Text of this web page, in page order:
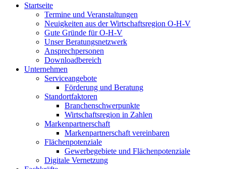
Startseite
Termine und Veranstaltungen
Neuigkeiten aus der Wirtschaftsregion O-H-V
Gute Gründe für O-H-V
Unser Beratungsnetzwerk
Ansprechpersonen
Downloadbereich
Unternehmen
Serviceangebote
Förderung und Beratung
Standortfaktoren
Branchenschwerpunkte
Wirtschaftsregion in Zahlen
Markenpartnerschaft
Markenpartnerschaft vereinbaren
Flächenpotenziale
Gewerbegebiete und Flächenpotenziale
Digitale Vernetzung